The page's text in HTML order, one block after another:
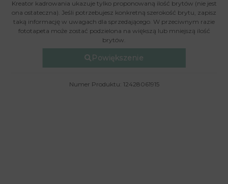
Kreator kadrowania ukazuje tylko proponowaną ilość brytów (nie jest
ona ostateczna). Jeśli potrzebujesz konkretną szerokość brytu, zapisz
taką informację w uwagach dla sprzedającego. W przeciwnym razie
fototapeta może zostać podzielona na większą lub mniejszą ilość
brytów.
Powiększenie
Numer Produktu: 12428061915